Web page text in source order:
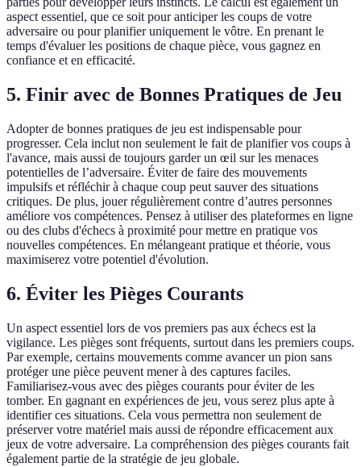
aspect essentiel, que ce soit pour anticiper les coups de votre
adversaire ou pour planifier uniquement le vôtre. En prenant le
temps d'évaluer les positions de chaque pièce, vous gagnez en
confiance et en efficacité.
5. Finir avec de Bonnes Pratiques de Jeu
Adopter de bonnes pratiques de jeu est indispensable pour
progresser. Cela inclut non seulement le fait de planifier vos coups à
l'avance, mais aussi de toujours garder un œil sur les menaces
potentielles de l’adversaire. Éviter de faire des mouvements
impulsifs et réfléchir à chaque coup peut sauver des situations
critiques. De plus, jouer régulièrement contre d’autres personnes
améliore vos compétences. Pensez à utiliser des plateformes en ligne
ou des clubs d'échecs à proximité pour mettre en pratique vos
nouvelles compétences. En mélangeant pratique et théorie, vous
maximiserez votre potentiel d'évolution.
6. Éviter les Pièges Courants
Un aspect essentiel lors de vos premiers pas aux échecs est la
vigilance. Les pièges sont fréquents, surtout dans les premiers coups.
Par exemple, certains mouvements comme avancer un pion sans
protéger une pièce peuvent mener à des captures faciles.
Familiarisez-vous avec des pièges courants pour éviter de les
tomber. En gagnant en expériences de jeu, vous serez plus apte à
identifier ces situations. Cela vous permettra non seulement de
préserver votre matériel mais aussi de répondre efficacement aux
jeux de votre adversaire. La compréhension des pièges courants fait
également partie de la stratégie de jeu globale.